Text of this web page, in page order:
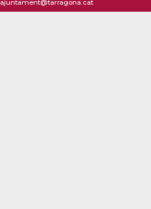
ajuntament@tarragona.cat